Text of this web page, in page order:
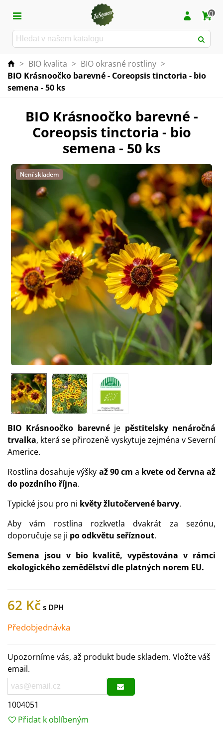
0
> BIO kvalita > BIO okrasné rostliny >
BIO Krásnoočko barevné - Coreopsis tinctoria - bio
semena - 50 ks
BIO Krásnoočko barevné -
Coreopsis tinctoria - bio
semena - 50 ks
Není skladem
BIO Krásnoočko barevné je pěstitelsky nenáročná
trvalka, která se přirozeně vyskytuje zejména v Severní
Americe.
Rostlina dosahuje výšky až 90 cm a kvete od června až
do pozdního října.
Typické jsou pro ni květyžlutočervené barvy.
Aby vám rostlina rozkvetla dvakrát za sezónu,
doporučuje se ji po odkvětu seříznout.
Semena jsou v bio kvalitě, vypěstována v rámci
ekologického zemědělství dle platných norem EU.
62 Kč
Předobjednávka
Upozorníme vás, až produkt bude skladem. Vložte váš
email.
1004051
Přidat k oblíbeným